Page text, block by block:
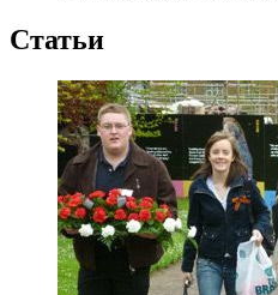
Статьи